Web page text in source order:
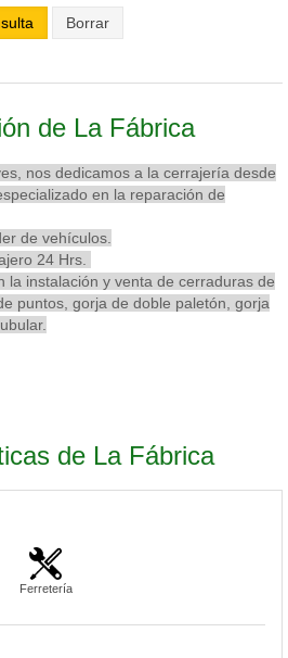
de La Fábrica
nos dedicamos a la cerrajería desde
en la reparación de
de vehículos.
24 Hrs.
la instalación y venta de cerraduras de
puntos, gorja de doble paletón, gorja
de La Fábrica
Ferretería